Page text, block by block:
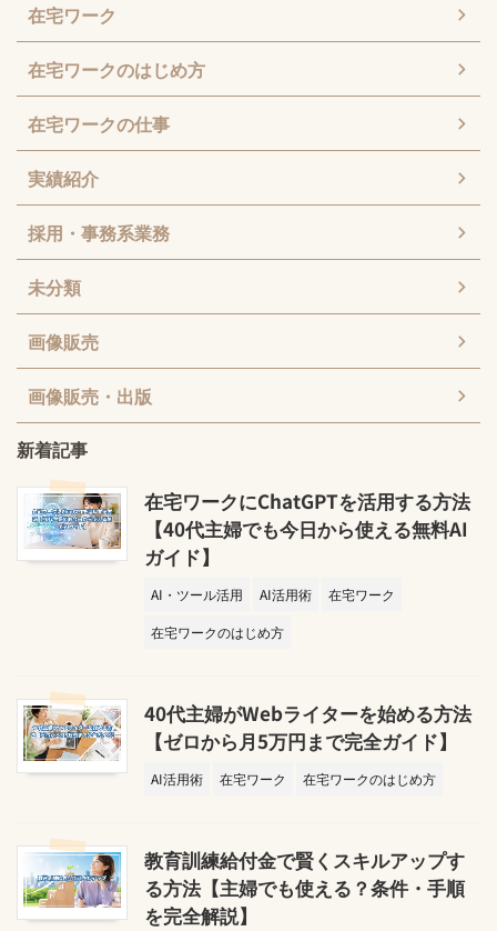
在宅ワーク
在宅ワークのはじめ方
在宅ワークの仕事
実績紹介
採用・事務系業務
未分類
画像販売
画像販売・出版
新着記事
在宅ワークにChatGPTを活用する方法
【40代主婦でも今日から使える無料AI
ガイド】
AI・ツール活用 AI活用術
在宅ワーク
在宅ワークのはじめ方
40代主婦がWebライターを始める方法
【ゼロから月5万円まで完全ガイド】
AI活用術 在宅ワーク 在宅ワークのはじめ方
教育訓練給付金で賢くスキルアップす
る方法【主婦でも使える？条件・手順
を完全解説】